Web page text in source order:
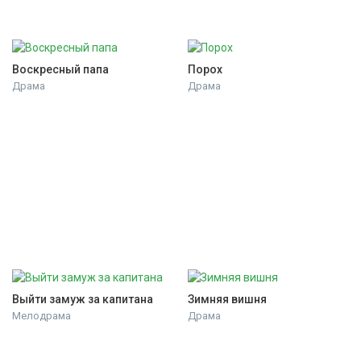
Воскресный папа
Драма
Порох
Драма
Выйти замуж за капитана
Мелодрама
Зимняя вишня
Драма